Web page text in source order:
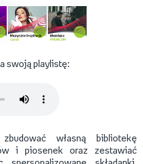
swoją playlistę:
własną bibliotekę
i piosenek oraz zestawiać